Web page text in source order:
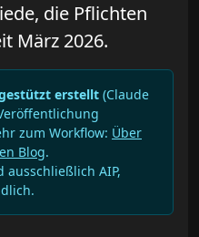
die Pflichten
März 2026.
erstellt (Claude
zum Workflow: Über
Blog.
ausschließlich AIP,